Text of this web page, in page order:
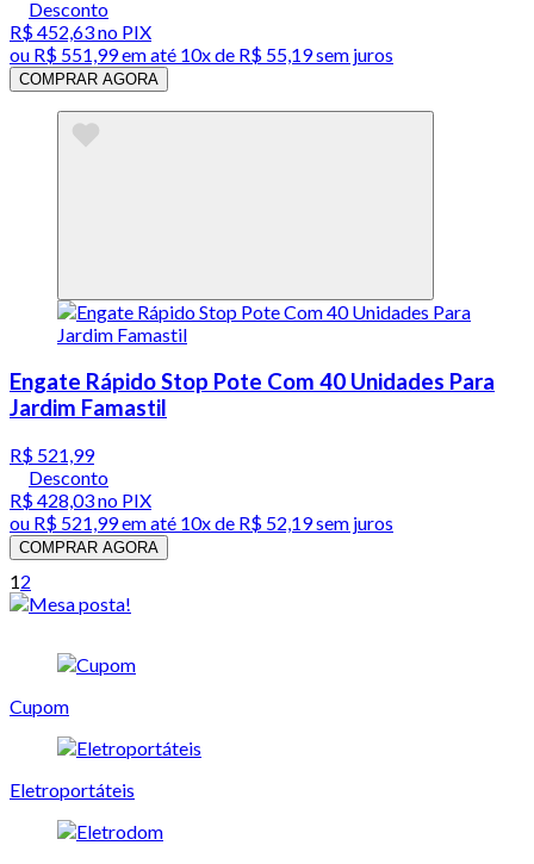
Desconto
R$ 452,63no PIX
ou R$ 551,99em até 10x de R$ 55,19 sem juros
COMPRAR AGORA
Engate Rápido Stop Pote Com 40 Unidades Para
Jardim Famastil
R$ 521,99
Desconto
R$ 428,03no PIX
ou R$ 521,99em até 10x de R$ 52,19 sem juros
COMPRAR AGORA
12
Cupom
Eletroportáteis